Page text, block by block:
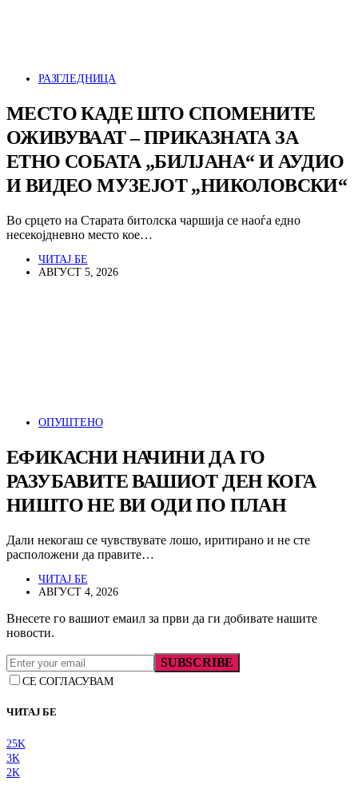
РАЗГЛЕДНИЦА
МЕСТО КАДЕ ШТО СПОМЕНИТЕ
ОЖИВУВААТ – ПРИКАЗНАТА ЗА
ЕТНО СОБАТА „БИЛЈАНА“ И АУДИО
И ВИДЕО МУЗЕЈОТ „НИКОЛОВСКИ“
Во срцето на Старата битолска чаршија се наоѓа едно
несекојдневно место кое…
ЧИТАЈ БЕ
АВГУСТ 5, 2026
ОПУШТЕНО
ЕФИКАСНИ НАЧИНИ ДА ГО
РАЗУБАВИТЕ ВАШИОТ ДЕН КОГА
НИШТО НЕ ВИ ОДИ ПО ПЛАН
Дали некогаш се чувствувате лошо, иритирано и не сте
расположени да правите…
ЧИТАЈ БЕ
АВГУСТ 4, 2026
Внесете го вашиот емаил за први да ги добивате нашите
новости.
SUBSCRIBE
СЕ СОГЛАСУВАМ
ЧИТАЈ БЕ
25K
3K
2K